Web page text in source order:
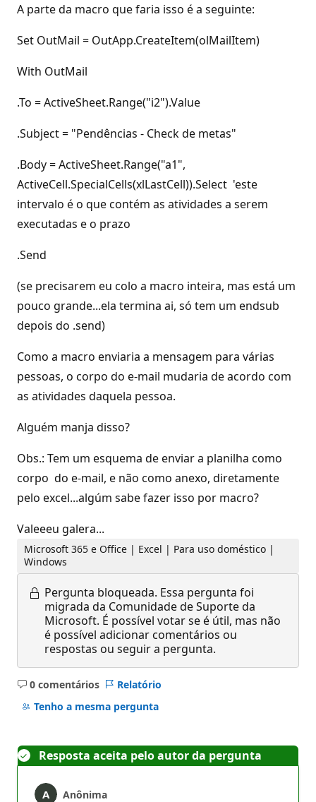
A parte da macro que faria isso é a seguinte:
Set OutMail = OutApp.CreateItem(olMailItem)
With OutMail
.To = ActiveSheet.Range("i2").Value
.Subject = "Pendências - Check de metas"
.Body = ActiveSheet.Range("a1",
ActiveCell.SpecialCells(xlLastCell)).Select 'este
intervalo é o que contém as atividades a serem
executadas e o prazo
.Send
(se precisarem eu colo a macro inteira, mas está um
pouco grande...ela termina ai, só tem um endsub
depois do .send)
Como a macro enviaria a mensagem para várias
pessoas, o corpo do e-mail mudaria de acordo com
as atividades daquela pessoa.
Alguém manja disso?
Obs.: Tem um esquema de enviar a planilha como
corpo do e-mail, e não como anexo, diretamente
pelo excel...algúm sabe fazer isso por macro?
Valeeeu galera...
Microsoft 365 e Office | Excel | Para uso doméstico |
Windows
Pergunta bloqueada. Essa pergunta foi
migrada da Comunidade de Suporte da
Microsoft. É possível votar se é útil, mas não
é possível adicionar comentários ou
respostas ou seguir a pergunta.
0 comentários
Sem
comentários
Relatório
Tenho a mesma pergunta
Resposta aceita pelo autor da pergunta
Anônima